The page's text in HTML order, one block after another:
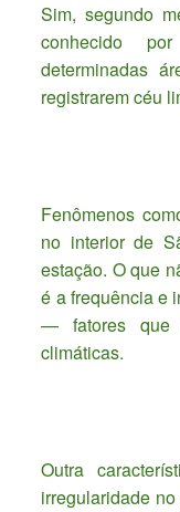
Sim, segundo
conhecido
determinadas
registrarem céu
Fenômenos
no interior de
estação. O que
é a frequência e
— fatores que
climáticas.
Outra
irregularidade